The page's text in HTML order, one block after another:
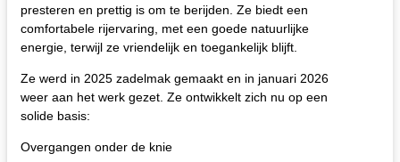
presteren en prettig is om te berijden. Ze biedt een
comfortabele rijervaring, met een goede natuurlijke
energie, terwijl ze vriendelijk en toegankelijk blijft.
Ze werd in 2025 zadelmak gemaakt en in januari 2026
weer aan het werk gezet. Ze ontwikkelt zich nu op een
solide basis:
Overgangen onder de knie